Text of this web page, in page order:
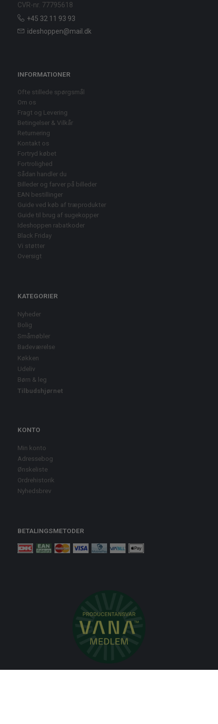
CVR-nr. 77795618
+45 32 11 93 93
ideshoppen@mail.dk
INFORMATIONER
Ofte stillede spørgsmål
Om os
Fragt og Levering
Betingelser & Vilkår
Returnering
Kontakt os
Fortryd købet
Fortrolighed
Sådan handler du
Billeder og farver på billeder
EAN bestillinger
Guide ved køb af træprodukter
Guide til brug af sugekopper
Ideshoppen rabatkoder
Black Friday
Vi støtter
Oversigt
KATEGORIER
Nyheder
Bolig
Småmøbler
Badeværelse
Køkken
Udeliv
Børn & leg
Tilbudshjørnet
KONTO
Min konto
Adressebog
Ønskeliste
Ordrehistorik
Nyhedsbrev
BETALINGSMETODER